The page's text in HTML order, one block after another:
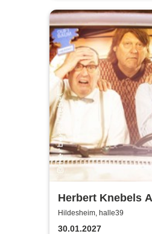
Herbert Knebels
- Voll Karacho!
Hildesheim, halle39
30.01.2027